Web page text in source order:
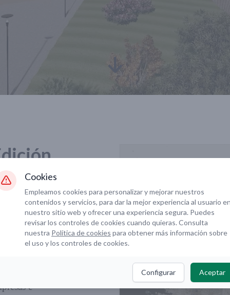
Alumni entre
e
Cookies
Empleamos cookies para personalizar y mejorar nuestros
contenidos y servicios, para dar la mejor experiencia al usuario
nuestro sitio web y ofrecer una experiencia segura. Puedes
revisar los controles de cookies cuando quieras. Consulta
nuestra Política de cookies para obtener más información sobre
el uso y los controles de cookies.
Aceptar
Configurar